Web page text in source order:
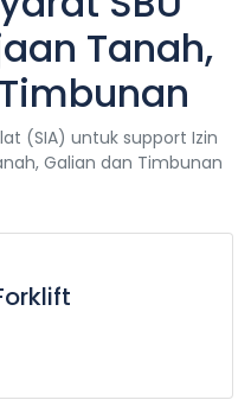
Tanah,
(SIA) untuk support Izin
Galian dan Timbunan